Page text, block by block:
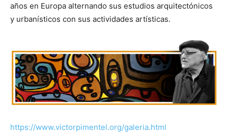
años en Europa alternando sus estudios arquitectónicos
y urbanísticos con sus actividades artísticas.
https://www.victorpimentel.org/galeria.html